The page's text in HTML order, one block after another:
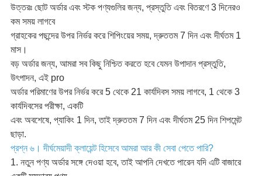
উত্তরঃ ছোট অর্ডার এবং স্টক পণ্যগুলির জন্য, প্রস্তুতি এবং বিতরণে 3 দিনেরও
কম সময় লাগবে
গ্রাহকের পছন্দের উপর নির্ভর করে শিপিংয়ের সময়, দ্রুততম 7 দিন এবং দীর্ঘতম 1
মাস।
বড় অর্ডার জন্য, আমরা সব কিছু নিশ্চিত করতে হবে যেমন উপাদান প্রস্তুতি,
উৎপাদন, এই pro
অর্ডার পরিমাণের উপর নির্ভর করে 5 থেকে 21 কার্যদিবস সময় লাগবে, 1 থেকে 3
কার্যদিবসের পরীক্ষা, একটি
এবং অবশেষে, প্যাকিং 1 দিন, তাই দ্রুততম 7 দিন এবং দীর্ঘতম 25 দিন শিপমেন্ট
ছাড়া.
প্রশ্ন ৬। দীর্ঘমেয়াদী ক্লায়েন্ট হিসেবে আমরা আর কী সেবা পেতে পারি?
1. নতুন পণ্য অর্ডার সঙ্গে দেওয়া হবে, তাই আপনি দেখতে পারেন যদি এটি বাজারে